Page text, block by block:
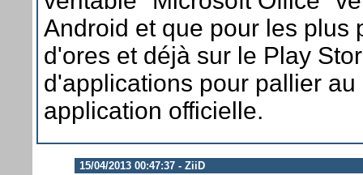
Android et que pour les plus
d'ores et déjà sur le Play
d'applications pour pallier
application officielle.
15/04/2013 00:47:37 - ZiiD